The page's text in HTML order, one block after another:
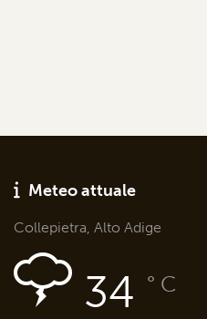
Meteo attuale
Collepietra, Alto Adige
34 ° C